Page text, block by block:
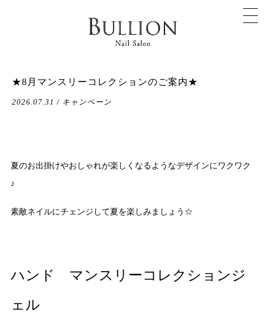
★8月マンスリーコレクションのご案内★
2026.07.31 / キャンペーン
夏のお出掛けやおしゃれが楽しくなるようなデザインにワクワク
♪
素敵ネイルにチェンジして夏を楽しみましょう☆
ハンド マンスリーコレクションジ
ェル